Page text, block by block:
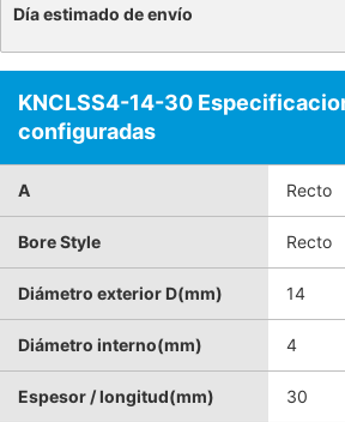
Día estimado de envío
KNCLSS4-14-30
configuradas
A Recto
Bore Style Recto
Diámetro exterior D(mm) 14
Diámetro interno(mm) 4
Espesor / longitud(mm) 30